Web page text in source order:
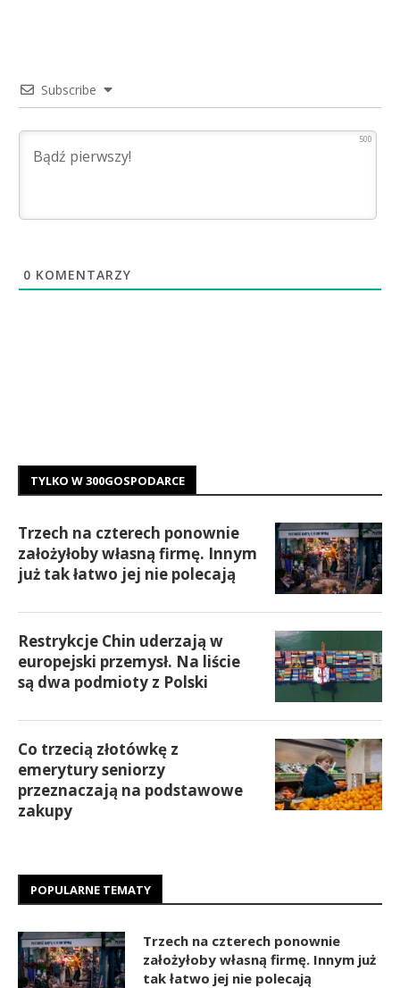
Subscribe
500
0 KOMENTARZY
TYLKO W 300GOSPODARCE
Trzech na czterech ponownie
założyłoby własną firmę. Innym
już tak łatwo jej nie polecają
Restrykcje Chin uderzają w
europejski przemysł. Na liście
są dwa podmioty z Polski
Co trzecią złotówkę z
emerytury seniorzy
przeznaczają na podstawowe
zakupy
POPULARNE TEMATY
Trzech na czterech ponownie
założyłoby własną firmę. Innym już
tak łatwo jej nie polecają